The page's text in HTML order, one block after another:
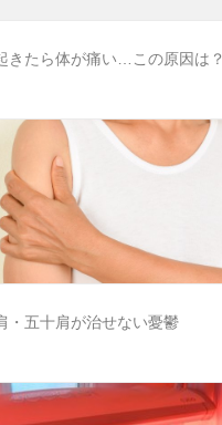
きたら体が痛い…この原因は？
・五十肩が治せない憂鬱